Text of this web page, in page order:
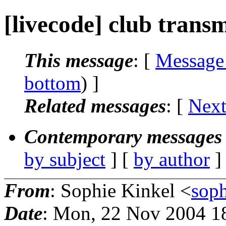
[livecode] club
This message: [
bottom) ]
Related messages: [
Contemporary
by subject ] [ by author
From: Sophie Kinkel <
Date: Mon, 22 Nov 2004